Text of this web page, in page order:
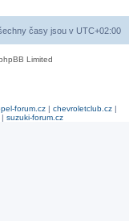
časy jsou v UTC+02:00
Limited
forum.cz | chevroletclub.cz |
suzuki-forum.cz